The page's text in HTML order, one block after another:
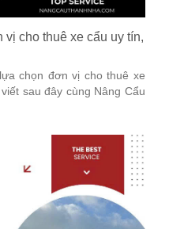
cho thuê xe cẩu uy tín,
chọn đơn vị cho thuê xe
sau đây cùng Nâng Cẩu